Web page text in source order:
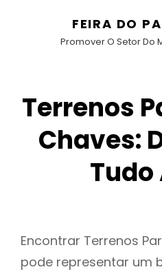
FEIRA DO
Promover O Setor Do
Terrenos
Chaves:
Tudo
Encontrar Terrenos
pode representar um